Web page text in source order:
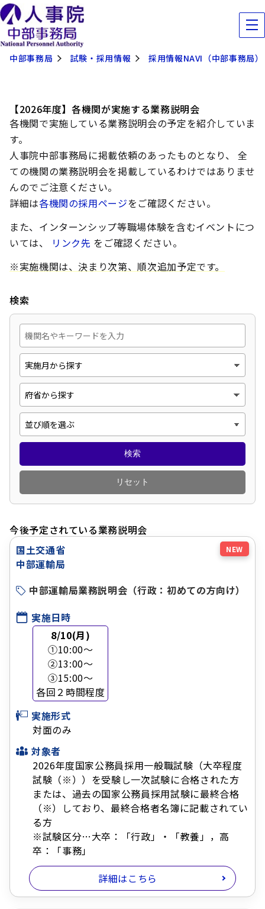
中部事務局 試験・採用情報 採用情報NAVI（中部事務局）
【2026年度】各機関が実施する業務説明会
各機関で実施している業務説明会の予定を紹介していま
す。
人事院中部事務局に掲載依頼のあったものとなり、 全
ての機関の業務説明会を掲載しているわけではありませ
んのでご注意ください。
詳細は各機関の採用ページをご確認ください。
また、インターンシップ等職場体験を含むイベントにつ
いては、
リンク先 をご確認ください。
※実施機関は、決まり次第、順次追加予定です。
検索
検索
リセット
今後予定されている業務説明会
国土交通省
中部運輸局
中部運輸局業務説明会（行政：初めての方向け）
詳細はこちら
実施日時
8/10(月)
①10:00～
②13:00～
③15:00～
各回２時間程度
実施形式
対面のみ
対象者
2026年度国家公務員採用一般職試験（大卒程度
試験（※））を受験し一次試験に合格された方
または、過去の国家公務員採用試験に最終合格
（※）しており、最終合格者名簿に記載されてい
る方
※試験区分…大卒：「行政」・「教養」，高
卒：「事務」
NEW